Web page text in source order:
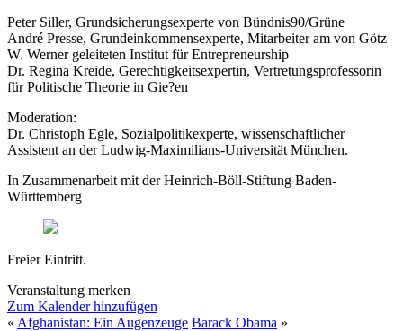
Peter Siller, Grundsicherungsexperte von Bündnis90/Grüne
André Presse, Grundeinkommensexperte, Mitarbeiter am von Götz
W. Werner geleiteten Institut für Entrepreneurship
Dr. Regina Kreide, Gerechtigkeitsexpertin, Vertretungsprofessorin
für Politische Theorie in Gie?en
Moderation:
Dr. Christoph Egle, Sozialpolitikexperte, wissenschaftlicher
Assistent an der Ludwig-Maximilians-Universität München.
In Zusammenarbeit mit der Heinrich-Böll-Stiftung Baden-
Württemberg
Freier Eintritt.
Veranstaltung merken
Zum Kalender hinzufügen
« Afghanistan: Ein Augenzeuge Barack Obama »